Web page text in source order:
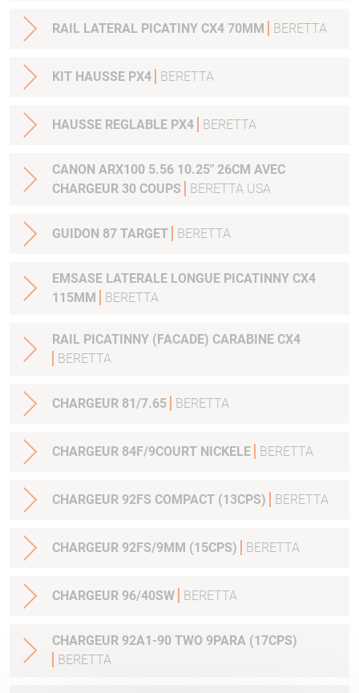
RAIL LATERAL PICATINY CX4 70MM BERETTA
KIT HAUSSE PX4 BERETTA
HAUSSE REGLABLE PX4 BERETTA
CANON ARX100 5.56 10.25" 26CM AVEC
CHARGEUR 30 COUPS
BERETTA USA
GUIDON 87 TARGET BERETTA
EMSASE LATERALE LONGUE PICATINNY CX4
115MM
BERETTA
RAIL PICATINNY (FACADE) CARABINE CX4
BERETTA
CHARGEUR 81/7.65 BERETTA
CHARGEUR 84F/9COURT NICKELE BERETTA
CHARGEUR 92FS COMPACT (13CPS) BERETTA
CHARGEUR 92FS/9MM (15CPS) BERETTA
CHARGEUR 96/40SW BERETTA
CHARGEUR 92A1-90 TWO 9PARA (17CPS)
BERETTA